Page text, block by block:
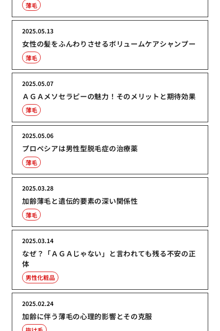
薄毛
女性の髪をふんわりさせるボリュームケアシャンプー
2025.05.13
薄毛
ＡＧＡメソセラピーの魅力！そのメリットと期待効果
2025.05.07
薄毛
プロペシアは男性型脱毛症の治療薬
2025.05.06
薄毛
加齢薄毛と遺伝的要素の深い関係性
2025.03.28
薄毛
なぜ？「ＡＧＡじゃない」と言われても残る不安の正
体
2025.03.14
男性化粧品
加齢に伴う薄毛の心理的影響とその克服
2025.02.24